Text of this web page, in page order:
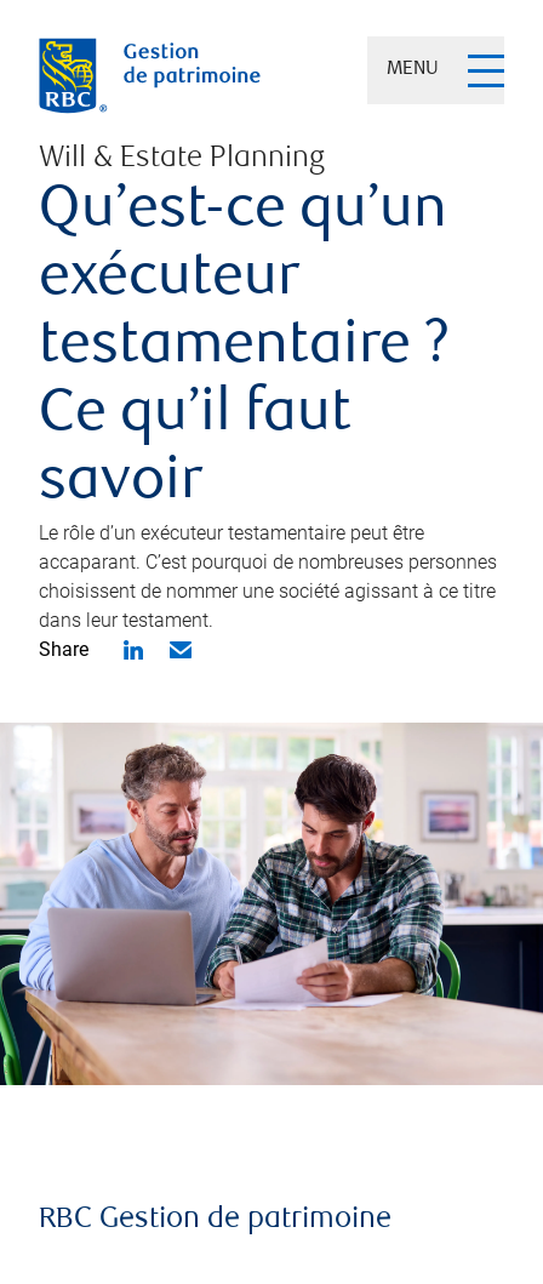
MENU
Will & Estate Planning
Qu’est-ce qu’un
exécuteur
testamentaire ?
Ce qu’il faut
savoir
Le rôle d’un exécuteur testamentaire peut être
accaparant. C’est pourquoi de nombreuses personnes
choisissent de nommer une société agissant à ce titre
dans leur testament.
Share
RBC Gestion de patrimoine